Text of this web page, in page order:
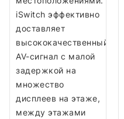
iSwitch эффективно
доставляет
высококачественный
AV-сигнал с малой
задержкой на
множество
дисплеев на этаже,
между этажами